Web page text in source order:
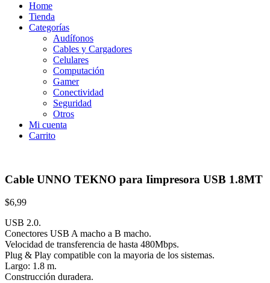
Home
Tienda
Categorías
Audífonos
Cables y Cargadores
Celulares
Computación
Gamer
Conectividad
Seguridad
Otros
Mi cuenta
Carrito
Cable UNNO TEKNO para Iimpresora USB 1.8MT
$6,99
USB 2.0.
Conectores USB A macho a B macho.
Velocidad de transferencia de hasta 480Mbps.
Plug & Play compatible con la mayoria de los sistemas.
Largo: 1.8 m.
Construcción duradera.